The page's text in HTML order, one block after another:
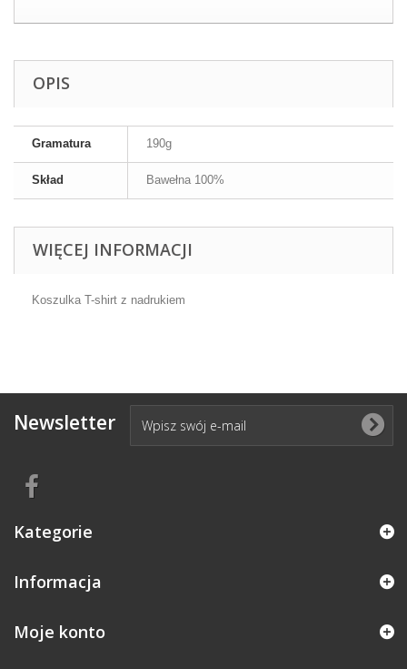
OPIS
Gramatura 190g
Skład Bawełna 100%
WIĘCEJ INFORMACJI
Koszulka T-shirt z nadrukiem
Newsletter
Kategorie
Informacja
Moje konto